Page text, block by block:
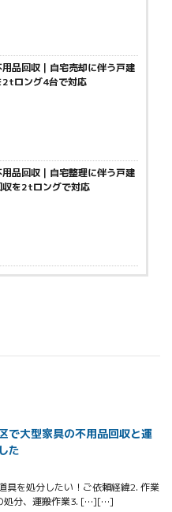
品回収｜自宅売却に伴う戸建
2tロング4台で対応
品回収｜自宅整理に伴う戸建
収を2tロングで対応
で大型家具の不用品回収と運
た
具を処分したい！ご依頼経緯2. 作業
処分、運搬作業3. […][…]